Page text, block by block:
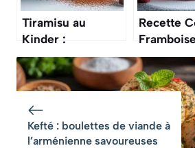
Tiramisu au
Kinder :
gourmandise
Facile et Rapide
Recette
astuces et
Kefté : boulettes de viande à
l’arménienne savoureuses